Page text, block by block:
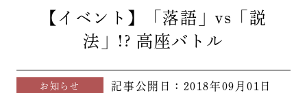
【イベント】「落語」vs「説
法」!? 高座バトル
お知らせ 記事公開日： 2018年09月01日